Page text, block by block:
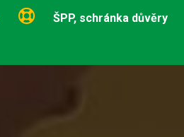
ŠPP, schránka důvěry